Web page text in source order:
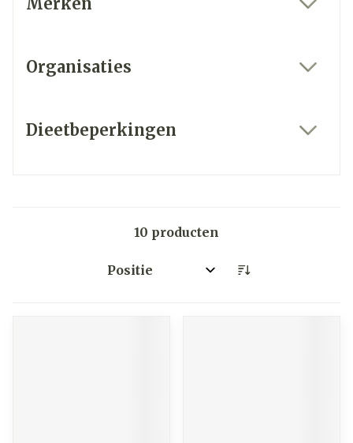
Organisaties
Dieetbeperkingen
10 producten
Sorteer op: